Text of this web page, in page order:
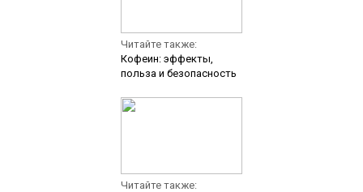
Читайте также:
Кофеин: эффекты,
польза и безопасность
Читайте также: